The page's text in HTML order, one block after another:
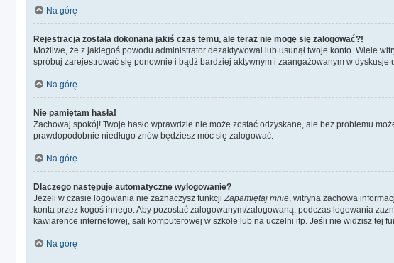
Na górę
Rejestracja została dokonana jakiś czas temu, ale teraz nie mogę się zalogować?!
Możliwe, że z jakiegoś powodu administrator dezaktywował lub usunął twoje konto. Wiele
spróbuj zarejestrować się ponownie i bądź bardziej aktywnym i zaangażowanym w dyskusje
Na górę
Nie pamiętam hasła!
Zachowaj spokój! Twoje hasło wprawdzie nie może zostać odzyskane, ale bez problemu
prawdopodobnie niedługo znów będziesz móc się zalogować.
Na górę
Dlaczego następuje automatyczne wylogowanie?
Jeżeli w czasie logowania nie zaznaczysz funkcjiZapamiętaj mnie, witryna zachowa
konta przez kogoś innego. Aby pozostać zalogowanym/zalogowaną, podczas logowania
kawiarence internetowej, sali komputerowej w szkole lub na uczelni itp. Jeśli nie widzisz tej
Na górę